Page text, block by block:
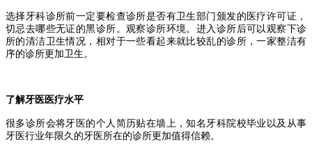
选择牙科诊所前一定要检查诊所是否有卫生部门颁发的医疗许可证，
切忌去哪些无证的黑诊所。 观察诊所环境。进入诊所后可以观察下诊
所的清洁卫生情况，相对于一些看起来就比较乱的诊所，一家整洁有
序的诊所更加卫生。
了解牙医医疗水平
很多诊所会将牙医的个人简历贴在墙上，知名牙科院校毕业以及从事
牙医行业年限久的牙医所在的诊所更加值得信赖。